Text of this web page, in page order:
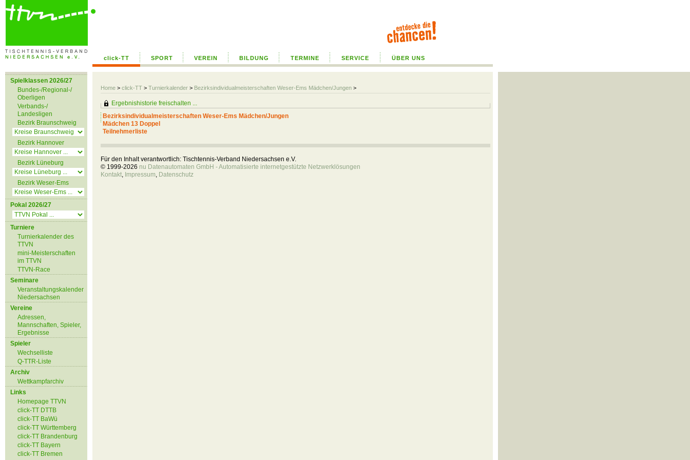
click-TT SPORT VEREIN BILDUNG TERMINE SERVICE ÜBER UNS
Home > click-TT > Turnierkalender > Bezirksindividualmeisterschaften Weser-Ems Mädchen/Jungen >
Spielklassen 2026/27
Bundes-/Regional-/
Oberligen
Verbands-/
Landesligen
Bezirk Braunschweig
Bezirk Hannover
Bezirk Lüneburg
Bezirk Weser-Ems
Pokal 2026/27
Turniere
Turnierkalender des
TTVN
mini-Meisterschaften
im TTVN
TTVN-Race
Seminare
Veranstaltungskalender
Niedersachsen
Vereine
Adressen,
Mannschaften, Spieler,
Ergebnisse
Spieler
Wechselliste
Q-TTR-Liste
Archiv
Wettkampfarchiv
Links
Homepage TTVN
click-TT DTTB
click-TT BaWü
click-TT Württemberg
click-TT Brandenburg
click-TT Bayern
click-TT Bremen
Ergebnishistorie freischalten ...
Bezirksindividualmeisterschaften Weser-Ems Mädchen/Jungen
Mädchen 13 Doppel
Teilnehmerliste
Für den Inhalt verantwortlich: Tischtennis-Verband Niedersachsen e.V.
© 1999-2026 nu Datenautomaten GmbH - Automatisierte internetgestützte Netzwerklösungen
Kontakt, Impressum, Datenschutz